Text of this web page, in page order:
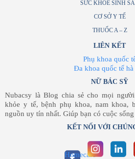
SỨC KHỎE SINH
CƠ SỞ Y TẾ
THUỐC A – Z
LIÊN KẾT
Phụ khoa quốc
Đa khoa quốc tế hà
NỮ BÁC SỸ
Nubacsy là Blog chia sẻ cho mọi
khỏe y tế, bệnh phụ khoa, nam khoa,
nguồn uy tín nhất. Giúp bạn có cuộc
KẾT NỐI VỚI
Homecare